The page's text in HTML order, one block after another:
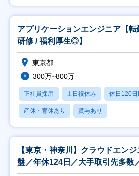
アプリケーションエンジニア【転
研修 / 福利厚生◎】
東京都
300万~800万
正社員採用 土日祝休み 休日120日
産休・育休あり 賞与あり
【東京・神奈川】クラウドエン
盤／年休124日／大手取引先多数